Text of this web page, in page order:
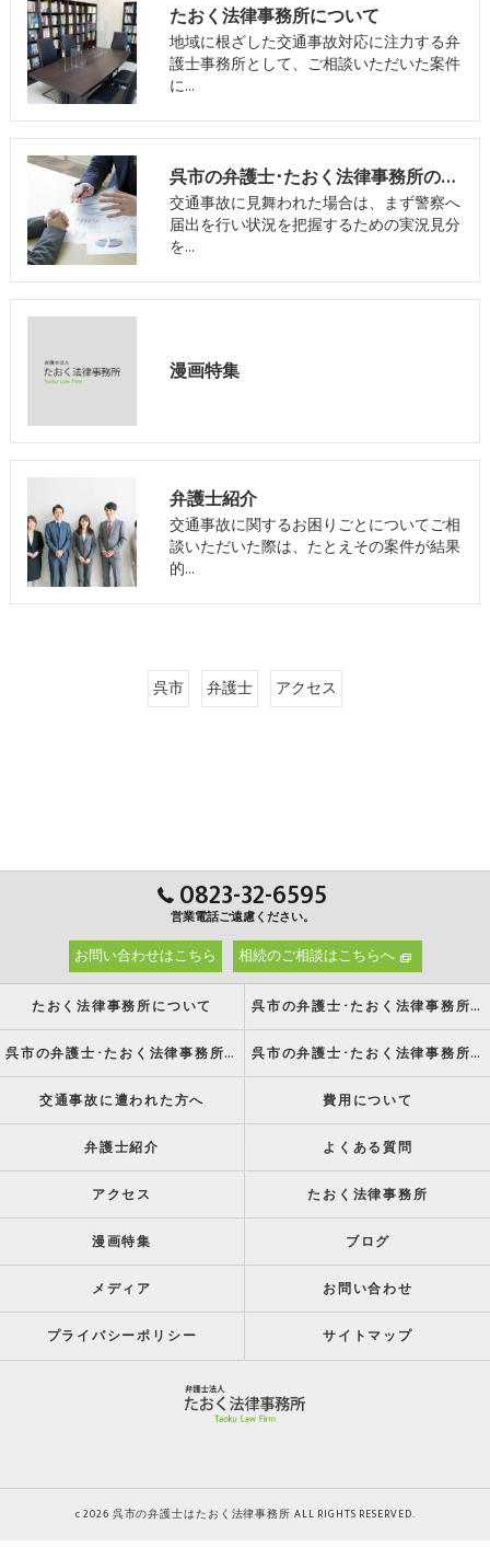
たおく法律事務所について
地域に根ざした交通事故対応に注力する弁
護士事務所として、ご相談いただいた案件
に…
呉市の弁護士･たおく法律事務所の強み
交通事故に見舞われた場合は、まず警察へ
届出を行い状況を把握するための実況見分
を…
漫画特集
弁護士紹介
交通事故に関するお困りごとについてご相
談いただいた際は、たとえその案件が結果
的…
呉市 弁護士 アクセス
0823-32-6595
営業電話ご遠慮ください。
お問い合わせはこちら 相続のご相談はこちらへ
たおく法律事務所について 呉市の弁護士･たおく法律事務所の強み
呉市の弁護士･たおく法律事務所の特徴 呉市の弁護士･たおく法律事務所の方針
交通事故に遭われた方へ 費用について
弁護士紹介 よくある質問
アクセス たおく法律事務所
漫画特集 ブログ
メディア お問い合わせ
プライバシーポリシー サイトマップ
c 2026 呉市の弁護士はたおく法律事務所 ALL RIGHTS RESERVED.